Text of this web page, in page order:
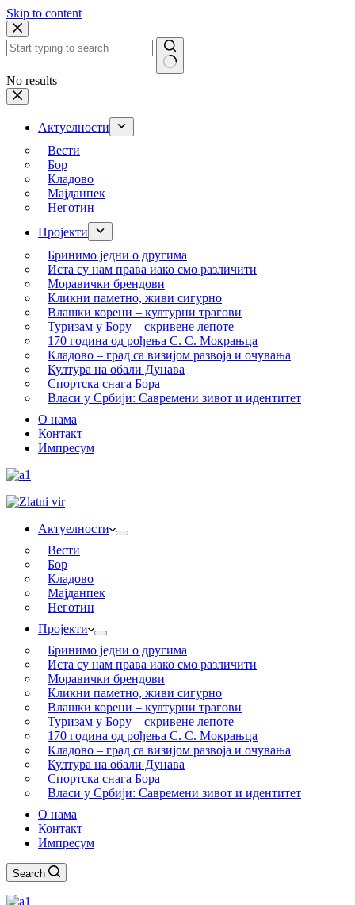
Skip to content
No results
Актуелности
Вести
Бор
Кладово
Мајданпек
Неготин
Пројекти
Бринимо једни о другима
Иста су нам права иако смо различити
Моравички брендови
Кликни паметно, живи сигурно
Влашки корени – културни трагови
Туризам у Бору – скривене лепоте
170 година од рођења С. С. Мокрањца
Кладово – град са визијом развоја и очувања
Култура на обали Дунава
Спортска снага Бора
Власи у Србији: Савремени зивот и идентитет
О нама
Контакт
Импресум
Актуелности
Вести
Бор
Кладово
Мајданпек
Неготин
Пројекти
Бринимо једни о другима
Иста су нам права иако смо различити
Моравички брендови
Кликни паметно, живи сигурно
Влашки корени – културни трагови
Туризам у Бору – скривене лепоте
170 година од рођења С. С. Мокрањца
Кладово – град са визијом развоја и очувања
Култура на обали Дунава
Спортска снага Бора
Власи у Србији: Савремени зивот и идентитет
О нама
Контакт
Импресум
Search